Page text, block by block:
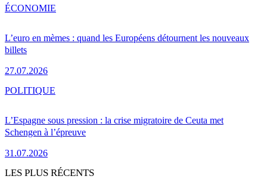
L’euro en mèmes : quand les Européens détournent les nouveaux
billets
27.07.2026
ÉCONOMIE
L’Espagne sous pression : la crise migratoire de Ceuta met
Schengen à l’épreuve
31.07.2026
POLITIQUE
LES PLUS RÉCENTS